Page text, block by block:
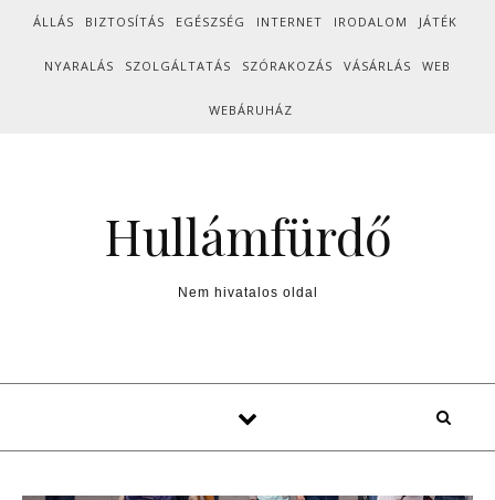
Skip to content
ÁLLÁS BIZTOSÍTÁS EGÉSZSÉG INTERNET IRODALOM JÁTÉK
NYARALÁS SZOLGÁLTATÁS SZÓRAKOZÁS VÁSÁRLÁS WEB
WEBÁRUHÁZ
Hullámfürdő
Nem hivatalos oldal